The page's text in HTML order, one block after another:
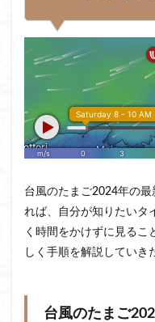
台風のたまご2024年の
れば、自分が知りたいタ
く時間をかけずに見るこ
しく手順を解説していき
台風のたまご